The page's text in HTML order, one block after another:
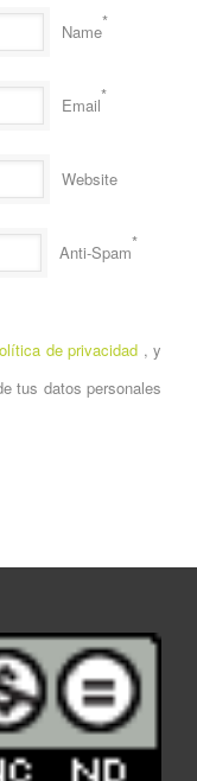
Name*
Email*
Website
Anti-Spam*
de privacidad , y
tus datos personales